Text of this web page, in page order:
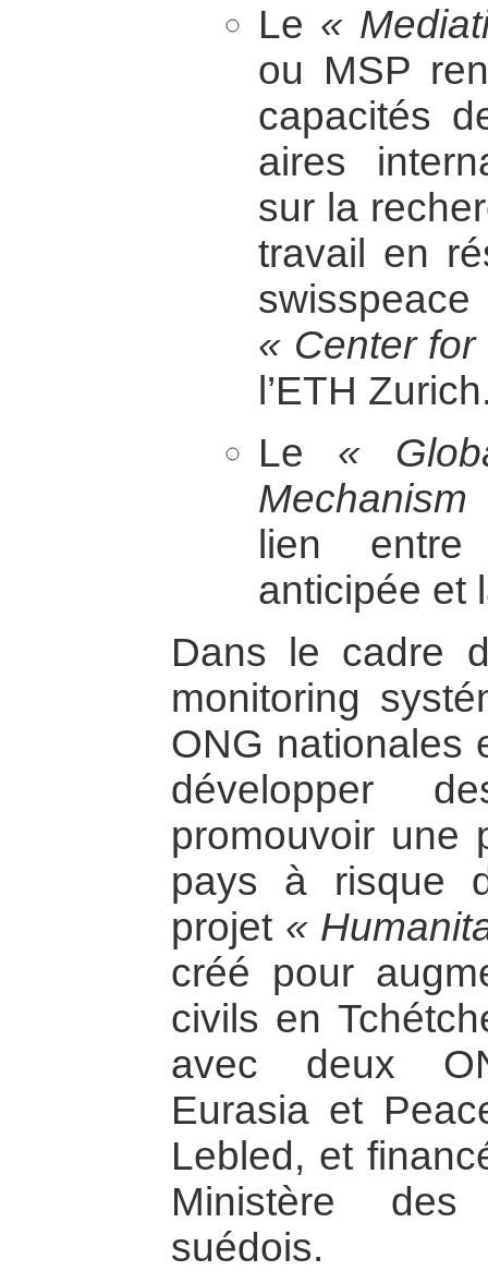
Le «
ou MSP
capacités
aires
sur la
travail en
« Center
l’ETH
Le «
Mechanism
lien entre
anticipée et
Dans le cadre
monitoring
ONG nationales
développer
promouvoir une
pays à risque
projet «
créé pour
civils en
avec deux
Eurasia et
Lebled, et
Ministère des
suédois.